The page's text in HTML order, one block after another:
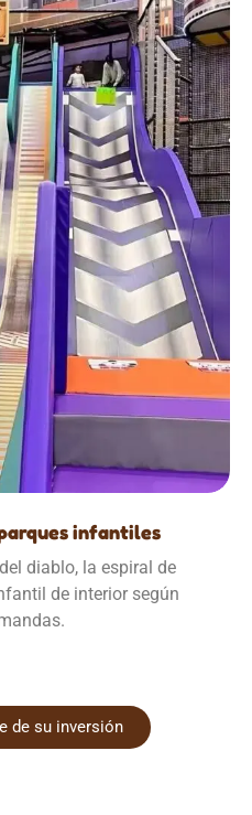
infantiles
diablo, la espiral de
de interior según
de su inversión